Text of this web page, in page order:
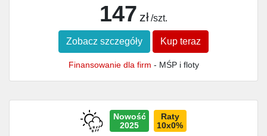
147 zł /szt.
Zobacz szczegóły Kup teraz
Finansowanie dla firm - MŚP i floty
Nowość
2025
Raty
10x0%